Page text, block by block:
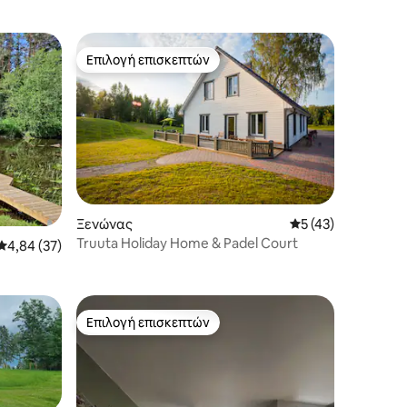
βαθμολογία: 4,84 στα 5, 37 κριτικές
4,84 (37)
Επιλογή επισκεπτών
Επιλογή επισκεπτών
Ξενώνας Μέση βαθμολογία:
5 (43)
Truuta Holiday Home & Padel Court
Επιλογή επισκεπτών
Επιλογή επισκεπτών